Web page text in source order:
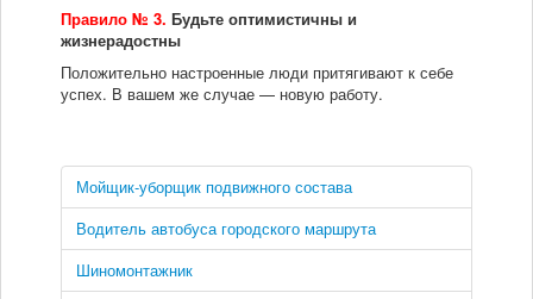
Правило № 3. Будьте оптимистичны и
жизнерадостны
Положительно настроенные люди притягивают к себе
успех. В вашем же случае — новую работу.
Мойщик-уборщик подвижного состава
Водитель автобуса городского маршрута
Шиномонтажник